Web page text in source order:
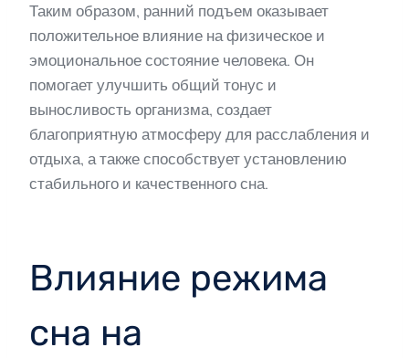
Таким образом, ранний подъем оказывает
положительное влияние на физическое и
эмоциональное состояние человека. Он
помогает улучшить общий тонус и
выносливость организма, создает
благоприятную атмосферу для расслабления и
отдыха, а также способствует установлению
стабильного и качественного сна.
Влияние режима
сна на